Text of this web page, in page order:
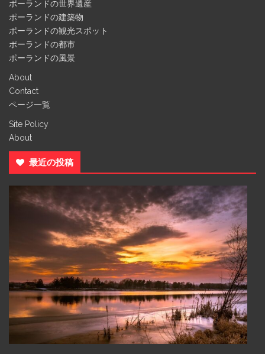
ポーランドの世界遺産
ポーランドの建築物
ポーランドの観光スポット
ポーランドの都市
ポーランドの風景
About
Contact
ページ一覧
Site Policy
About
最近の投稿